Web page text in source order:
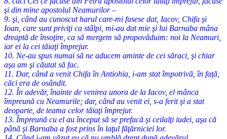
şi din mine apostolul Neamurilor –
9. şi, când au cunoscut harul care-mi fusese dat, Iacov, Chifa şi
Ioan, care sunt priviţi ca stâlpi, mi-au dat mie şi lui Barnaba mâna
dreaptă de însoţire, ca să mergem să propovăduim: noi la Neamuri,
iar ei la cei tăiaţi împrejur.
10. Ne-au spus numai să ne aducem aminte de cei săraci, şi chiar
aşa am şi căutat să fac.
11. Dar, când a venit Chifa în Antiohia, i-am stat împotrivă, în faţă,
căci era de osândit.
12. În adevăr, înainte de venirea unora de la Iacov, el mânca
împreună cu Neamurile; dar, când au venit ei, s-a ferit şi a stat
deoparte, de teama celor tăiaţi împrejur.
13. Împreună cu el au început să se prefacă şi ceilalţi iudei, aşa că
până şi Barnaba a fost prins în laţul făţărniciei lor.